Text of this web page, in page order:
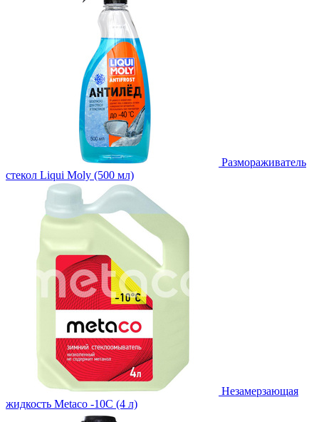
Размораживатель
стекол Liqui Moly (500 мл)
Незамерзающая
жидкость Metaco -10C (4 л)